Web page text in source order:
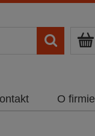
O firmie